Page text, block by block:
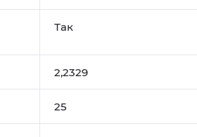
Так
2,2329
25